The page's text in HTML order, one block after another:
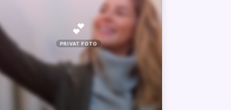
💕
PRIVAT FOTO